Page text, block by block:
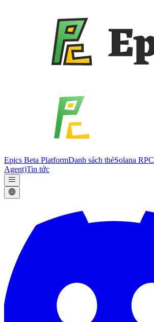
Epics Beta PlatformDanh sách thẻSolana RPC
Agent)Tin tức